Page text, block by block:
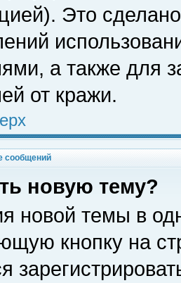
Это
а также для
от кражи.
сообщений
новую тему?
новой темы в
кнопку на